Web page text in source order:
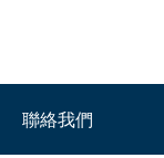
聯絡我們